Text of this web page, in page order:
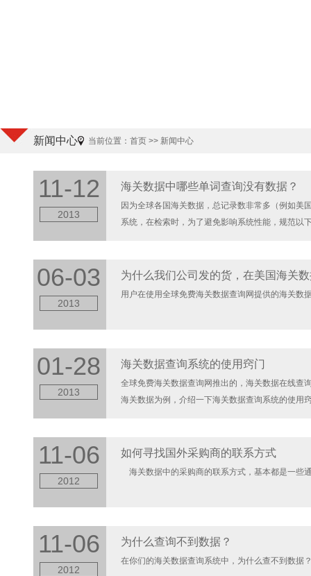
新闻中心 当前位置： 首页 >> 新闻中心
11-12
2013
海关数据中哪些单词查询没有数据？
因为全球各国海关数据，总记录数非常多（例如
系统，在检索时，为了避免影响系统性能，规范以
06-03
2013
为什么我们公司发的货，在美国海关
用户在使用全球免费海关数据查询网提供的海关数
01-28
2013
海关数据查询系统的使用窍门
全球免费海关数据查询网推出的，海关数据在线查
海关数据为例，介绍一下海关数据查询系统的使用
11-06
2012
如何寻找国外采购商的联系方式
海关数据中的采购商的联系方式，基本都是一些
11-06
2012
为什么查询不到数据？
在你们的海关数据查询系统中，为什么查不到数据